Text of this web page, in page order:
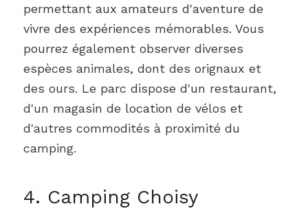
permettant aux amateurs d'aventure de
vivre des expériences mémorables. Vous
pourrez également observer diverses
espèces animales, dont des orignaux et
des ours. Le parc dispose d'un restaurant,
d'un magasin de location de vélos et
d'autres commodités à proximité du
camping.
4. Camping Choisy